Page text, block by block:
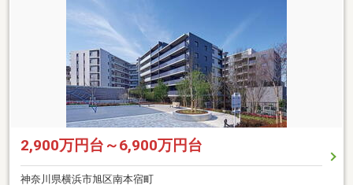
2,900万円台～6,900万円台
神奈川県横浜市旭区南本宿町